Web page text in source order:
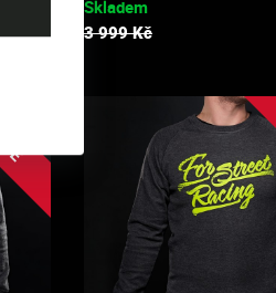
Skladem
3 999 Kč